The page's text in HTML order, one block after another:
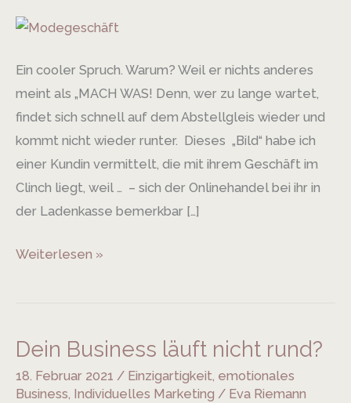
Ein cooler Spruch. Warum? Weil er nichts anderes
meint als „MACH WAS! Denn, wer zu lange wartet,
findet sich schnell auf dem Abstellgleis wieder und
kommt nicht wieder runter. Dieses „Bild“ habe ich
einer Kundin vermittelt, die mit ihrem Geschäft im
Clinch liegt, weil … – sich der Onlinehandel bei ihr in
der Ladenkasse bemerkbar […]
wann
dann?
Weiterlesen »
Dein Business läuft nicht rund?
18. Februar 2021 / Einzigartigkeit, emotionales
Business, Individuelles Marketing / Eva Riemann
Dein
Business
läuft